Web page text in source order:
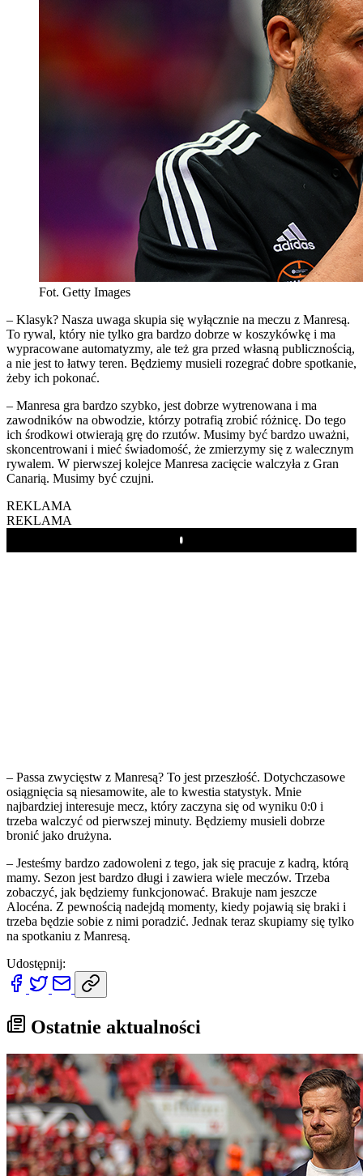
Fot. Getty Images
– Klasyk? Nasza uwaga skupia się wyłącznie na meczu z Manresą.
To rywal, który nie tylko gra bardzo dobrze w koszykówkę i ma
wypracowane automatyzmy, ale też gra przed własną publicznością,
a nie jest to łatwy teren. Będziemy musieli rozegrać dobre spotkanie,
żeby ich pokonać.
– Manresa gra bardzo szybko, jest dobrze wytrenowana i ma
zawodników na obwodzie, którzy potrafią zrobić różnicę. Do tego
ich środkowi otwierają grę do rzutów. Musimy być bardzo uważni,
skoncentrowani i mieć świadomość, że zmierzymy się z walecznym
rywalem. W pierwszej kolejce Manresa zacięcie walczyła z Gran
Canarią. Musimy być czujni.
REKLAMA
REKLAMA
Play
– Passa zwycięstw z Manresą? To jest przeszłość. Dotychczasowe
osiągnięcia są niesamowite, ale to kwestia statystyk. Mnie
najbardziej interesuje mecz, który zaczyna się od wyniku 0:0 i
trzeba walczyć od pierwszej minuty. Będziemy musieli dobrze
bronić jako drużyna.
– Jesteśmy bardzo zadowoleni z tego, jak się pracuje z kadrą, którą
mamy. Sezon jest bardzo długi i zawiera wiele meczów. Trzeba
zobaczyć, jak będziemy funkcjonować. Brakuje nam jeszcze
Alocéna. Z pewnością nadejdą momenty, kiedy pojawią się braki i
trzeba będzie sobie z nimi poradzić. Jednak teraz skupiamy się tylko
na spotkaniu z Manresą.
Udostępnij:
Ostatnie aktualności